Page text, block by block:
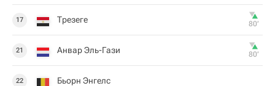
17 Трезеге 80‎’‎
21 Анвар Эль-Гази 80‎’‎
22 Бьорн Энгелс